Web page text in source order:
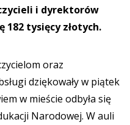
i dyrektorów
tysięcy złotych.
oraz
dziękowały w piątek
w mieście odbyła się
Narodowej. W auli